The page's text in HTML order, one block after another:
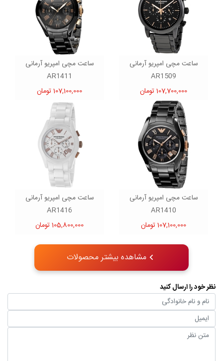
ساعت مچی امپریو آرمانی
AR1509
107,700,000 تومان
ساعت مچی امپریو آرمانی
AR1411
107,100,000 تومان
ساعت مچی امپریو آرمانی
AR1410
107,100,000 تومان
ساعت مچی امپریو آرمانی
AR1416
105,800,000 تومان
مشاهده بیشتر محصولات
نظر خود را ارسال کنید